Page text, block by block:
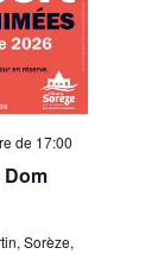
de 17:00
Sorèze,